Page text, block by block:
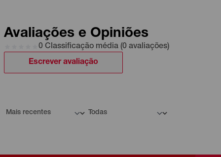
Avaliações e Opiniões
0 Classificação média (0 avaliações)
Escrever avaliação